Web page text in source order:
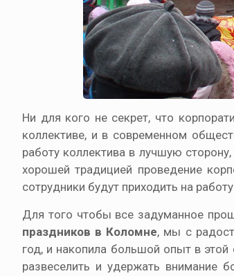
Ни для кого не секрет, что
коллективе, и в современном
работу коллектива в лучшую
хорошей традицией проведение
сотрудники будут приходить на
Для того чтобы все задуманное
праздников в Коломне, мы с
год, и накопила большой опыт в
развеселить и удержать внимание